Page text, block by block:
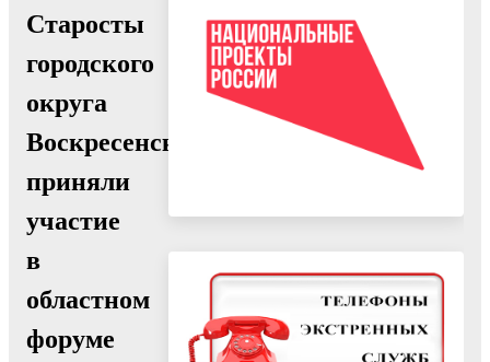
Старосты
городского
округа
Воскресенск
приняли
участие
в
областном
форуме